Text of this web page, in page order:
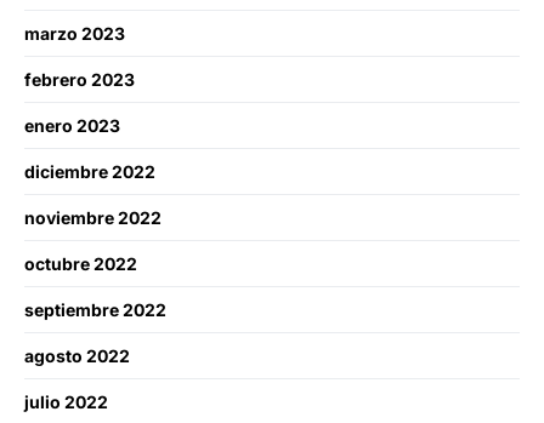
marzo 2023
febrero 2023
enero 2023
diciembre 2022
noviembre 2022
octubre 2022
septiembre 2022
agosto 2022
julio 2022